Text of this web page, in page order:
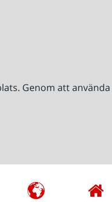
Genom att